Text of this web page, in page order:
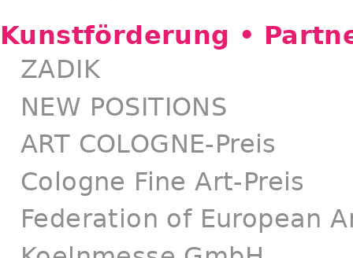
Kunstförderung •
ZADIK
NEW POSITIONS
ART COLOGNE-Preis
Cologne Fine Art-Preis
Federation of European